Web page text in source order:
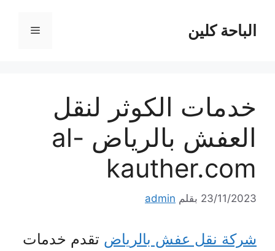
المحتوىالباحة كلين القائمة
خدمات الكوثر لنقل
العفش بالرياض al-
kauther.com
23/11/2023 بقلم admin
شركة نقل عفش بالرياض تقدم خدمات